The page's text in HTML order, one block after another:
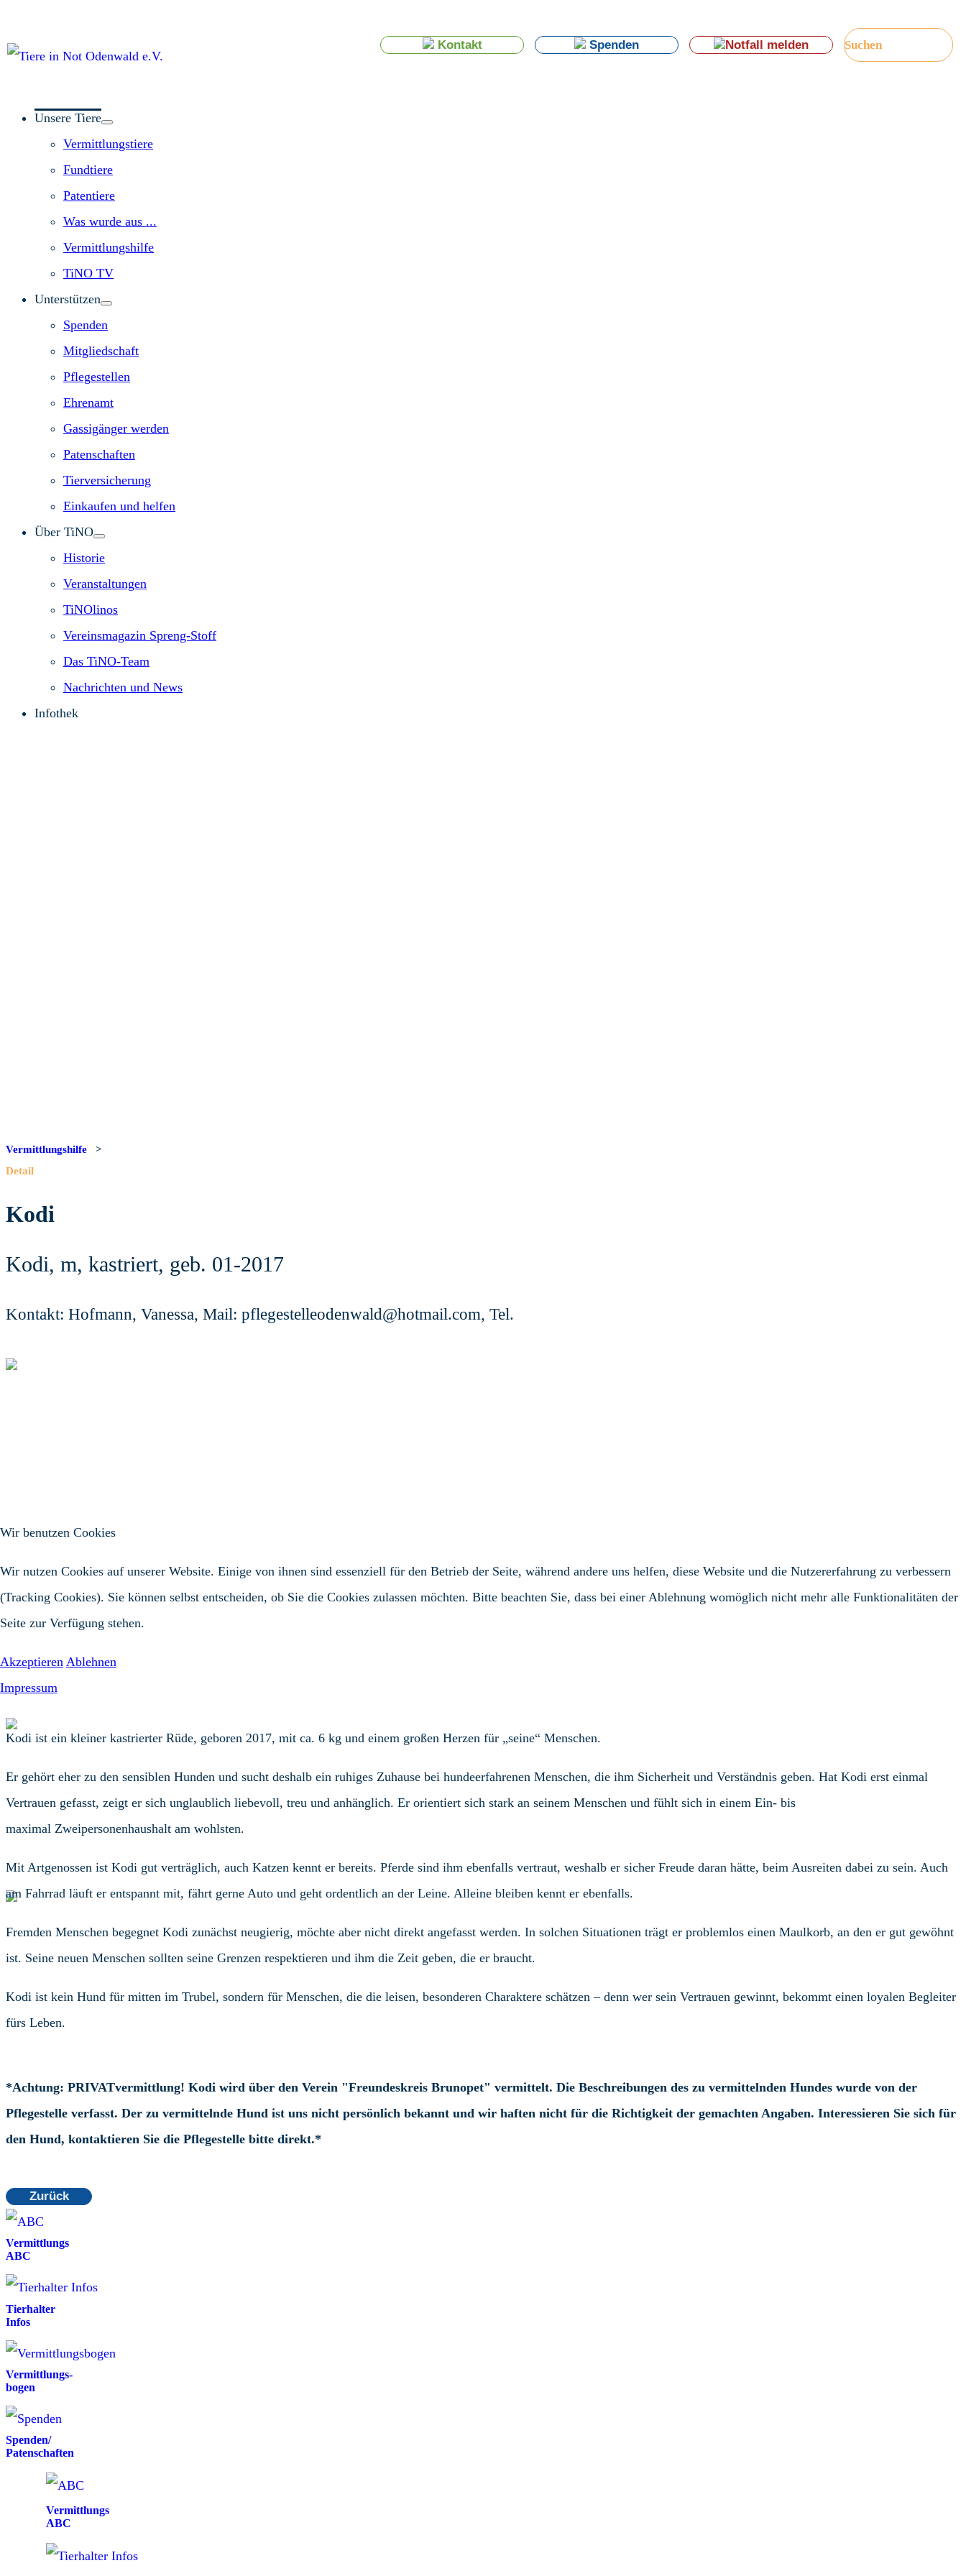
Kontakt Spenden Notfall melden
Unsere Tiere
Vermittlungstiere
Fundtiere
Patentiere
Was wurde aus ...
Vermittlungshilfe
TiNO TV
Unterstützen
Spenden
Mitgliedschaft
Pflegestellen
Ehrenamt
Gassigänger werden
Patenschaften
Tierversicherung
Einkaufen und helfen
Über TiNO
Historie
Veranstaltungen
TiNOlinos
Vereinsmagazin Spreng-Stoff
Das TiNO-Team
Nachrichten und News
Infothek
Vermittlungshilfe
>
Detail
Kodi
Kodi, m, kastriert, geb. 01-2017
Kontakt: Hofmann, Vanessa, Mail: pflegestelleodenwald@hotmail.com, Tel.
Kodi ist ein kleiner kastrierter Rüde, geboren 2017, mit ca. 6 kg und einem großen Herzen für „seine“ Menschen.
Er gehört eher zu den sensiblen Hunden und sucht deshalb ein ruhiges Zuhause bei hundeerfahrenen Menschen, die ihm Sicherheit und Verständnis geben. Hat Kodi erst einmal
Vertrauen gefasst, zeigt er sich unglaublich liebevoll, treu und anhänglich. Er orientiert sich stark an seinem Menschen und fühlt sich in einem Ein- bis
maximal Zweipersonenhaushalt am wohlsten.
Mit Artgenossen ist Kodi gut verträglich, auch Katzen kennt er bereits. Pferde sind ihm ebenfalls vertraut, weshalb er sicher Freude daran hätte, beim Ausreiten dabei zu sein. Auch
am Fahrrad läuft er entspannt mit, fährt gerne Auto und geht ordentlich an der Leine. Alleine bleiben kennt er ebenfalls.
Fremden Menschen begegnet Kodi zunächst neugierig, möchte aber nicht direkt angefasst werden. In solchen Situationen trägt er problemlos einen Maulkorb, an den er gut gewöhnt
ist. Seine neuen Menschen sollten seine Grenzen respektieren und ihm die Zeit geben, die er braucht.
Kodi ist kein Hund für mitten im Trubel, sondern für Menschen, die die leisen, besonderen Charaktere schätzen – denn wer sein Vertrauen gewinnt, bekommt einen loyalen Begleiter
fürs Leben.
*Achtung: PRIVATvermittlung! Kodi wird über den Verein "Freundeskreis Brunopet" vermittelt. Die Beschreibungen des zu vermittelnden Hundes wurde von der
Pflegestelle verfasst. Der zu vermittelnde Hund ist uns nicht persönlich bekannt und wir haften nicht für die Richtigkeit der gemachten Angaben. Interessieren Sie sich für
den Hund, kontaktieren Sie die Pflegestelle bitte direkt.*
Zurück
Vermittlungs
ABC
Tierhalter
Infos
Vermittlungs-
bogen
Spenden/
Patenschaften
Vermittlungs
ABC
Wir benutzen Cookies
Wir nutzen Cookies auf unserer Website. Einige von ihnen sind essenziell für den Betrieb der Seite, während andere uns helfen, diese Website und die Nutzererfahrung zu verbessern
(Tracking Cookies). Sie können selbst entscheiden, ob Sie die Cookies zulassen möchten. Bitte beachten Sie, dass bei einer Ablehnung womöglich nicht mehr alle Funktionalitäten der
Seite zur Verfügung stehen.
Akzeptieren Ablehnen
Impressum